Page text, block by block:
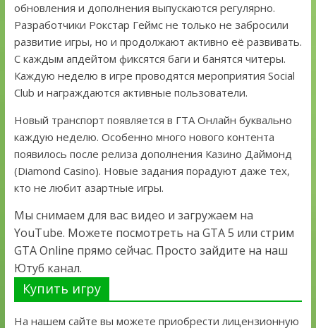
обновления и дополнения выпускаются регулярно.
Разработчики Рокстар Геймс не только не забросили
развитие игры, но и продолжают активно её развивать.
С каждым апдейтом фиксятся баги и банятся читеры.
Каждую неделю в игре проводятся мероприятия Social
Club и награждаются активные пользователи.
Новый транспорт появляется в ГТА Онлайн буквально
каждую неделю. Особенно много нового контента
появилось после релиза дополнения Казино Даймонд
(Diamond Casino). Новые задания порадуют даже тех,
кто не любит азартные игры.
Мы снимаем для вас видео и загружаем на
YouTube. Можете посмотреть на GTA 5 или стрим
GTA Online прямо сейчас. Просто зайдите на наш
Ютуб канал.
Купить игру
На нашем сайте вы можете приобрести лицензионную